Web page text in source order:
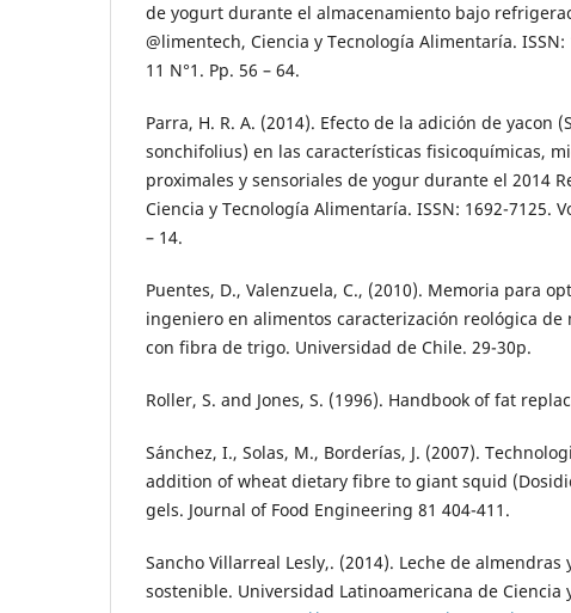
de yogurt durante el almacenamiento bajo
@limentech, Ciencia y Tecnología Alimentaría. ISSN:
11 N°1. Pp. 56 – 64.
Parra, H. R. A. (2014). Efecto de la adición de yacon
sonchifolius) en las características fisicoquímicas,
proximales y sensoriales de yogur durante el 2014
Ciencia y Tecnología Alimentaría. ISSN: 1692-7125.
– 14.
Puentes, D., Valenzuela, C., (2010). Memoria para
ingeniero en alimentos caracterización reológica de
con fibra de trigo. Universidad de Chile. 29-30p.
Roller, S. and Jones, S. (1996). Handbook of fat
Sánchez, I., Solas, M., Borderías, J. (2007).
addition of wheat dietary fibre to giant squid
gels. Journal of Food Engineering 81 404-411.
Sancho Villarreal Lesly,. (2014). Leche de almendras
sostenible. Universidad Latinoamericana de Ciencia